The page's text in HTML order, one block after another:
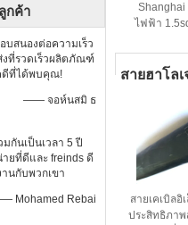
กค้า
สนองต่อความเร็ว
งที่รวดเร็วผลิตภัณฑ์
ดีที่ได้พบคุณ!
—— จอห์นสมิ ธ
มกันเป็นเวลา 5 ปี
ยที่ดีและ freinds ดี
านกับพวกเขา
Mohamed Rebai
Shanghai
ไฟฟ้า
ไฟคงที่
สายฮาโล
สายเคเบิลอิ
ประสิทธิภาพ